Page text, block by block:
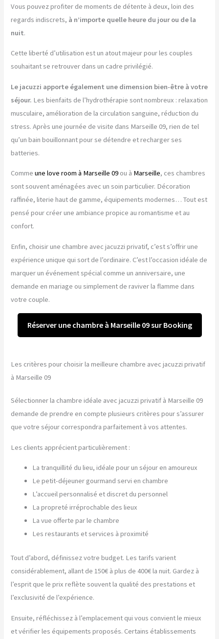
Vous pouvez profiter de moments de détente à deux, loin des
regards indiscrets, à n’importe quelle heure du jour ou de la
nuit.
Cette liberté d’utilisation est un atout majeur pour les couples
souhaitant se retrouver dans un cadre privilégié.
Le jacuzzi apporte également une dimension bien-être à votre
séjour. Les bienfaits de l’hydrothérapie sont nombreux : relaxation
musculaire, amélioration de la circulation sanguine, réduction du
stress. Après une journée de visite dans Marseille 09, rien de tel
qu’un bain bouillonnant pour se détendre et recharger ses
batteries.
Comme une love room à Marseille 09 ou à Marseille, ces chambres
sont souvent aménagées avec un soin particulier. Décoration
raffinée, literie haut de gamme, équipements modernes… Tout est
pensé pour créer une ambiance propice au romantisme et au
confort.
Enfin, choisir une chambre avec jacuzzi privatif, c’est s’offrir une
expérience unique qui sort de l’ordinaire. C’est l’occasion idéale de
marquer un événement spécial comme un anniversaire, une
demande en mariage ou simplement de raviver la flamme dans
votre couple.
Réserver une chambre à Marseille 09 sur Booking
Les critères pour choisir la meilleure chambre avec jacuzzi privatif
à Marseille 09
Sélectionner la chambre idéale avec jacuzzi privatif à Marseille 09
demande de prendre en compte plusieurs critères pour s’assurer
que votre séjour correspondra parfaitement à vos attentes.
Les clients apprécient particulièrement :
La tranquillité du lieu, idéale pour un séjour en amoureux
Le petit-déjeuner gourmand servi en chambre
L’accueil personnalisé et discret du personnel
La propreté irréprochable des lieux
La vue offerte par le chambre
Les restaurants et services à proximité
Tout d’abord, définissez votre budget. Les tarifs varient
considérablement, allant de 150€ à plus de 400€ la nuit. Gardez à
l’esprit que le prix reflète souvent la qualité des prestations et
l’exclusivité de l’expérience.
Ensuite, réfléchissez à l’emplacement qui vous convient le mieux
et vérifier les équipements proposés. Certains établissements